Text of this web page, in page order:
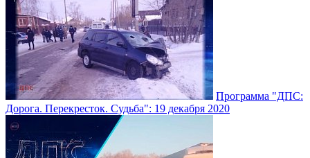
Программа "ДПС:
Дорога. Перекресток. Судьба": 19 декабря 2020